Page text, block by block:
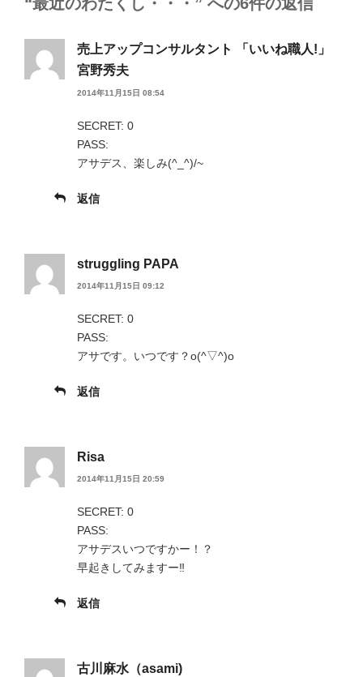
売上アップコンサルタント 「いいね職人!」
宮野秀夫
2014年11月15日 08:54
SECRET: 0
PASS:
アサデス、楽しみ(^_^)/~
返信
struggling PAPA
2014年11月15日 09:12
SECRET: 0
PASS:
アサです。いつです？o(^▽^)o
返信
Risa
2014年11月15日 20:59
SECRET: 0
PASS:
アサデスいつですかー！？
早起きしてみますー‼︎
返信
古川麻水（asami)